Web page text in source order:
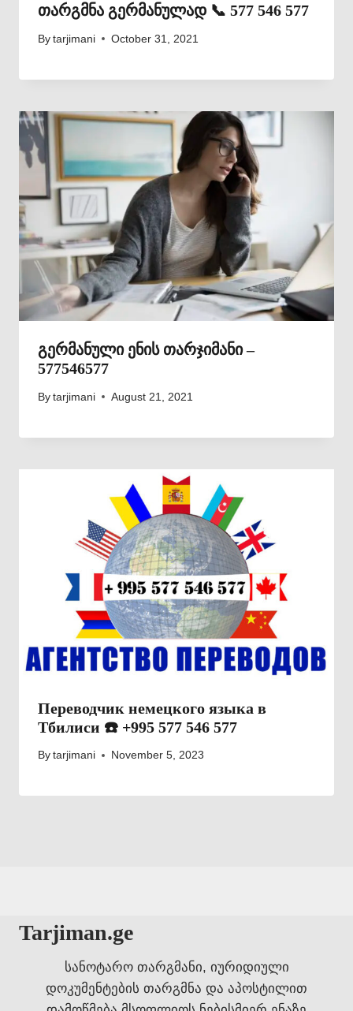
თარგმნა გერმანულად 📞 577 546 577
By tarjimani October 31, 2021
გერმანული ენის თარჯიმანი –
577546577
By tarjimani August 21, 2021
Переводчик немецкого языка в
Тбилиси ☎️ +995 577 546 577
By tarjimani November 5, 2023
Tarjiman.ge
სანოტარო თარგმანი, იურიდიული
დოკუმენტების თარგმნა და აპოსტილით